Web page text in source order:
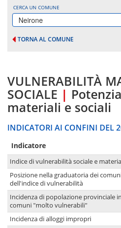
CERCA UN COMUNE
Neirone
TORNA AL COMUNE
VULNERABILITÀ
SOCIALE |
materiali e sociali
INDICATORI AI CONFINI DEL
Indicatore
Indice di vulnerabilità sociale e
Posizione nella graduatoria dei
dell'indice di vulnerabilità
Incidenza di popolazione provinciale in
comuni "molto vulnerabili"
Incidenza di alloggi impropri